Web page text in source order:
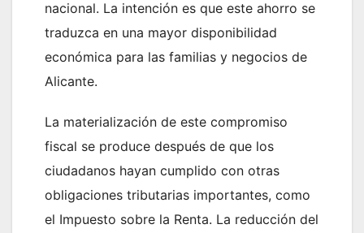
nacional. La intención es que este ahorro se
traduzca en una mayor disponibilidad
económica para las familias y negocios de
Alicante.
La materialización de este compromiso
fiscal se produce después de que los
ciudadanos hayan cumplido con otras
obligaciones tributarias importantes, como
el Impuesto sobre la Renta. La reducción del